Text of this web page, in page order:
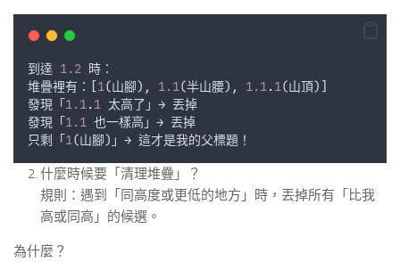
到達 1.2 時 ：
堆疊裡有 ：[1(山腳) , 1.1(半山腰) , 1.1.1(山頂)]
發現 「 1.1.1 太高了 」→ 丟掉
發現 「 1.1 也一樣高 」→ 丟掉
只剩
「 1(山腳)」→ 這才是我的父標題 ！
什麼時候要「清理堆疊」？
規則：遇到「同高度或更低的地方」時，丟掉所有「比我
高或同高」的候選。
為什麼？